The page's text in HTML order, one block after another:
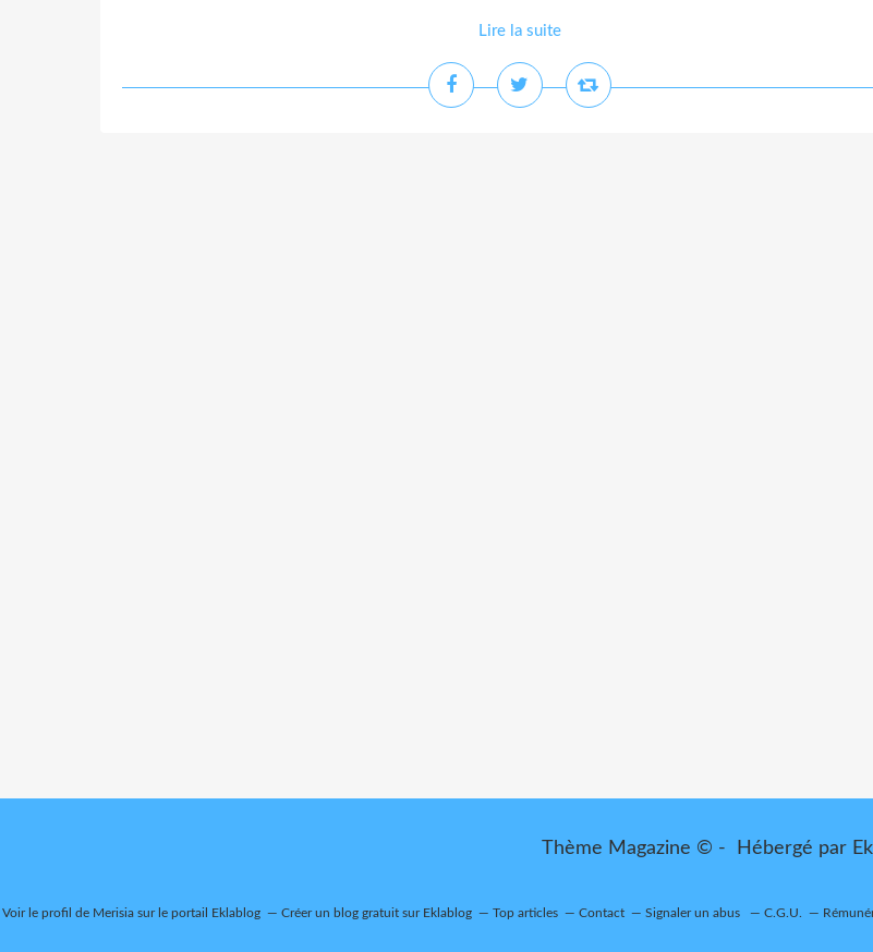
Lire la suite
Thème Magazine © - Hébergé par
Voir le profil de Merisia sur le portail Eklablog Créer un blog gratuit sur Eklablog Top articles Contact Signaler un abus C.G.U.